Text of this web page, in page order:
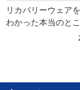
リカバリーウェア
わかった本当のと